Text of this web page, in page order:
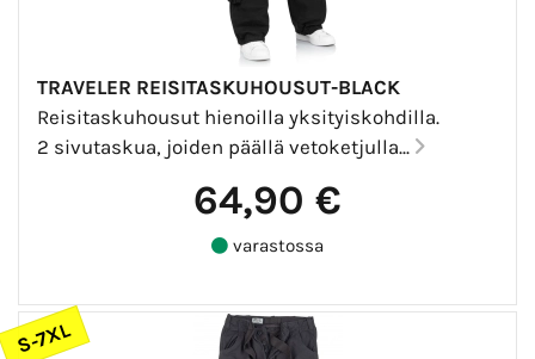
TRAVELER REISITASKUHOUSUT-BLACK
Reisitaskuhousut hienoilla yksityiskohdilla.
2 sivutaskua, joiden päällä vetoketjulla...
64,90 €
varastossa
S-7XL